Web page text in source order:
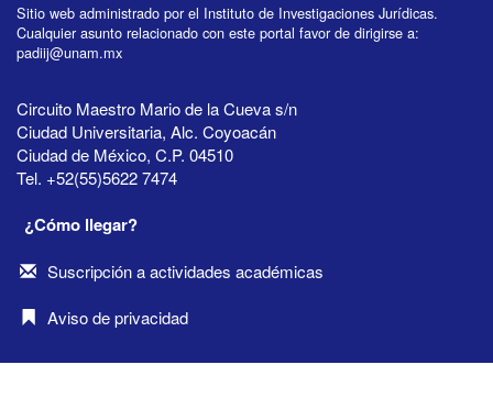
Sitio web administrado por el Instituto de Investigaciones Jurídicas.
Cualquier asunto relacionado con este portal favor de dirigirse a:
padiij@unam.mx
Circuito Maestro Mario de la Cueva s/n
Ciudad Universitaria, Alc. Coyoacán
Ciudad de México, C.P. 04510
Tel. +52(55)5622 7474
¿Cómo llegar?
Suscripción a actividades académicas
Aviso de privacidad